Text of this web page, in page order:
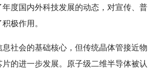
度国内外科技发展的动态，对宣传、普
极作用。
社会的基础核心，但传统晶体管接近物
的进一步发展。原子级二维半导体被认